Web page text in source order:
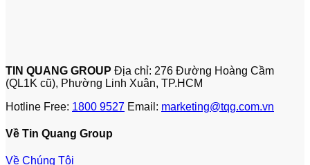
TIN QUANG GROUP Địa chỉ: 276 Đường Hoàng Cầm
(QL1K cũ), Phường Linh Xuân, TP.HCM
Hotline Free: 1800 9527 Email: marketing@tqg.com.vn
Về Tin Quang Group
Về Chúng Tôi